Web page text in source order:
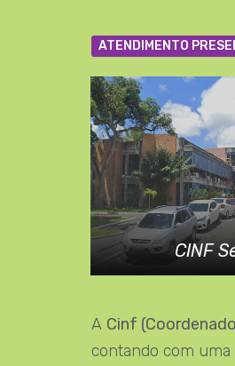
ATENDIMENTO
CINF
A Cinf
contando com